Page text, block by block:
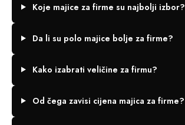
Koje majice za firme su najbolji izbor?
Da li su polo majice bolje za firme?
Kako izabrati veličine za firmu?
Od čega zavisi cijena majica za firme?